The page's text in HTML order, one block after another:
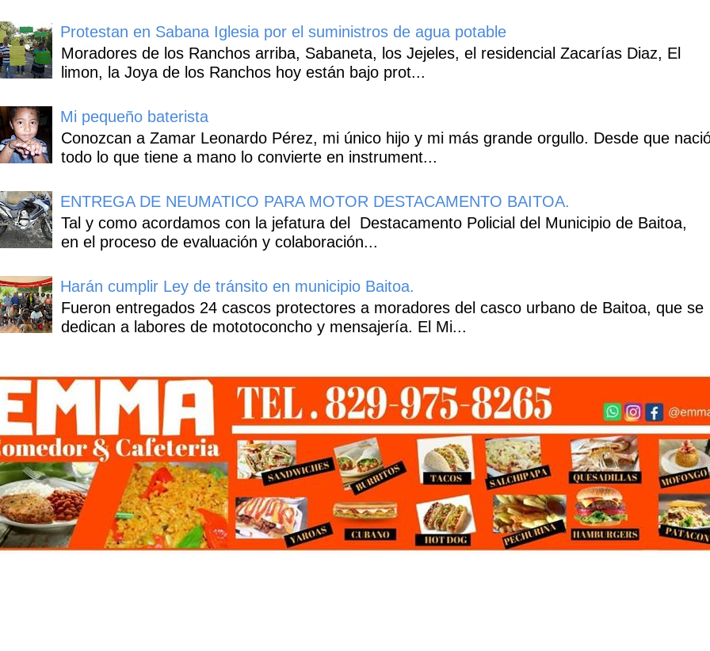
Protestan en Sabana Iglesia por el suministros de agua potable
Moradores de los Ranchos arriba, Sabaneta, los Jejeles, el residencial Zacarías Diaz, El
limon, la Joya de los Ranchos hoy están bajo prot...
Mi pequeño baterista
Conozcan a Zamar Leonardo Pérez, mi único hijo y mi más grande orgullo. Desde que
todo lo que tiene a mano lo convierte en instrument...
ENTREGA DE NEUMATICO PARA MOTOR DESTACAMENTO BAITOA.
Tal y como acordamos con la jefatura del Destacamento Policial del Municipio de Baitoa,
en el proceso de evaluación y colaboración...
Harán cumplir Ley de tránsito en municipio Baitoa.
Fueron entregados 24 cascos protectores a moradores del casco urbano de Baitoa, que se
dedican a labores de mototoconcho y mensajería. El Mi...